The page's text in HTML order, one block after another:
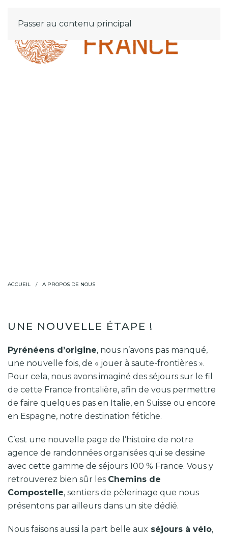
Passer au contenu principal
ACCUEIL A PROPOS DE NOUS
UNE NOUVELLE ÉTAPE !
Pyrénéens d’origine, nous n’avons pas manqué,
une nouvelle fois, de « jouer à saute-frontières ».
Pour cela, nous avons imaginé des séjours sur le fil
de cette France frontalière, afin de vous permettre
de faire quelques pas en Italie, en Suisse ou encore
en Espagne, notre destination fétiche.
C’est une nouvelle page de l’histoire de notre
agence de randonnées organisées qui se dessine
avec cette gamme de séjours 100 % France. Vous y
retrouverez bien sûr les Chemins de
Compostelle, sentiers de pèlerinage que nous
présentons par ailleurs dans un site dédié.
Nous faisons aussi la part belle aux séjours à vélo,